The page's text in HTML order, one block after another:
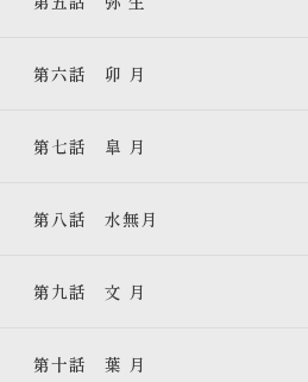
第六話 卯 月
第七話 皐 月
第八話 水無月
第九話 文 月
第十話 葉 月